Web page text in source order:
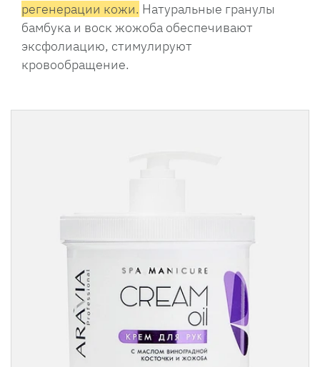
регенерации кожи. Натуральные гранулы
бамбука и воск жожоба обеспечивают
эксфолиацию, стимулируют
кровообращение.